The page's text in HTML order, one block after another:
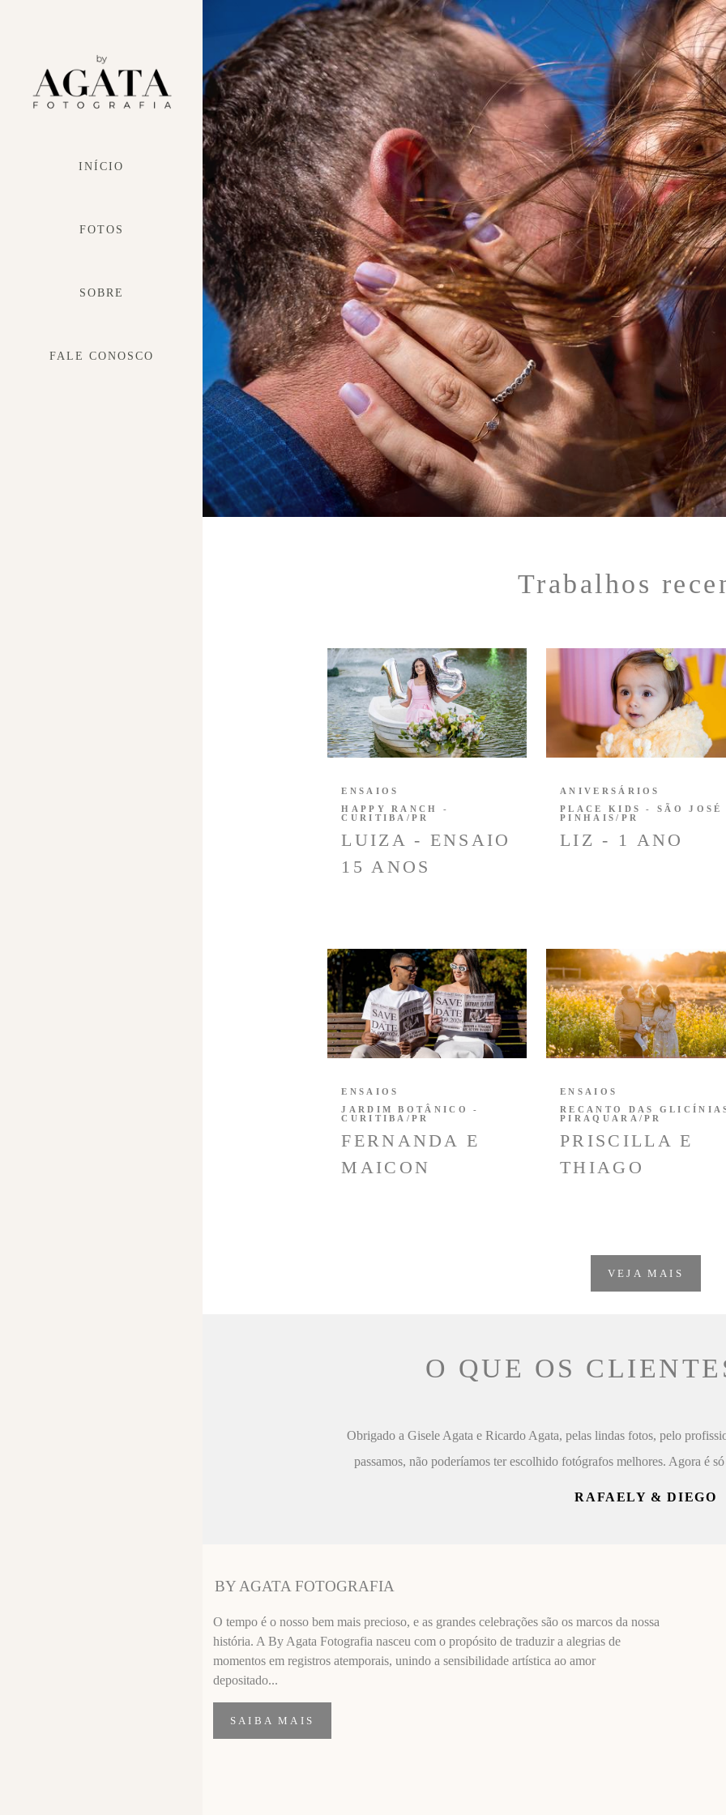
INÍCIO
FOTOS
SOBRE
FALE CONOSCO
Trabalhos
LUIZA - ENSAIO
15 ANOS
ENSAIOS
HAPPY RANCH -
CURITIBA/PR
LIZ - 1 ANO
ANIVERSÁRIOS
PLACE KIDS - SÃO JOSÉ
PINHAIS/PR
FERNANDA E
MAICON
ENSAIOS
JARDIM BOTÂNICO -
CURITIBA/PR
PRISCILLA E
THIAGO
ENSAIOS
RECANTO DAS
PIRAQUARA/PR
VEJA MAIS
O QUE OS
Obrigado a Gisele Agata e Ricardo Agata, pelas lindas fotos, pelo
passamos, não poderíamos ter escolhido fotógrafos melhores. Agora é
RAFAELY & DIEGO
BY AGATA FOTOGRAFIA
O tempo é o nosso bem mais precioso, e as grandes celebrações são os marcos da nossa
história. A By Agata Fotografia nasceu com o propósito de traduzir a alegrias de
momentos em registros atemporais, unindo a sensibilidade artística ao amor
depositado...
SAIBA MAIS